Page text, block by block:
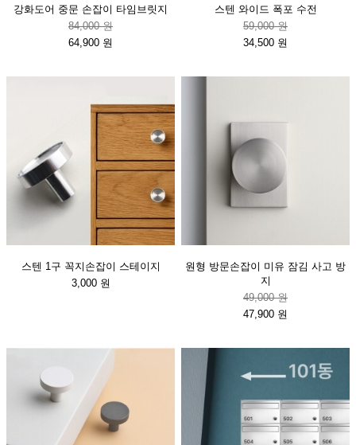
강화도어 중문 손잡이 타임브릿지
84,000 원
64,900 원
스텐 와이드 폭포 수전
59,000 원
34,500 원
스텐 1구 꼭지손잡이 스테이지
3,000 원
원형 방문손잡이 미유 잠김 사고 방
지
49,000 원
47,900 원